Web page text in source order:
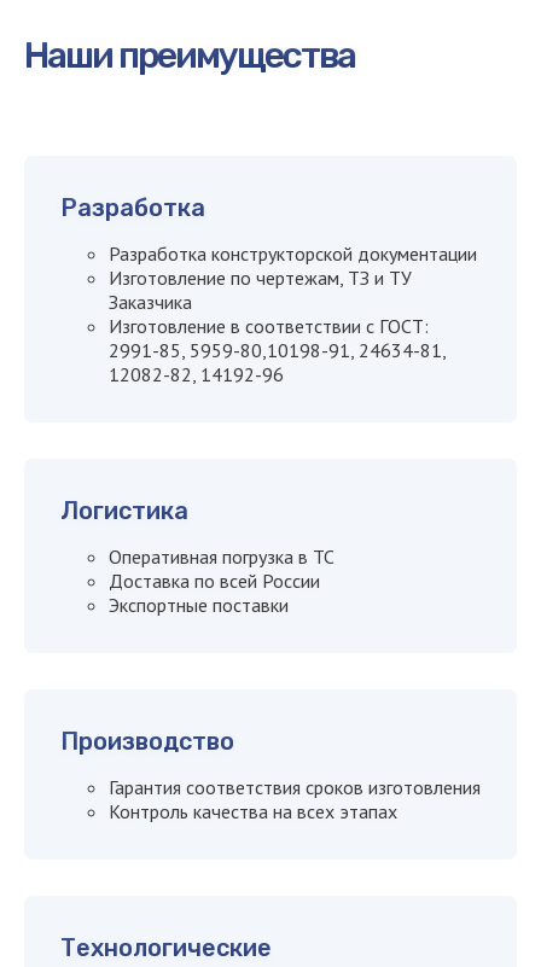
Наши преимущества
Разработка
Разработка конструкторской документации
Изготовление по чертежам, ТЗ и ТУ
Заказчика
Изготовление в соответствии с ГОСТ:
2991-85, 5959-80,10198-91, 24634-81,
12082-82, 14192-96
Логистика
Оперативная погрузка в ТС
Доставка по всей России
Экспортные поставки
Производство
Гарантия соответствия сроков изготовления
Контроль качества на всех этапах
Технологические
оставьте заявку
Я даюсогласие на обработку
персональных данных
Оставить заявку